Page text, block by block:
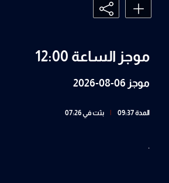
موجز الساعة 12:00
موجز 06-08-2026
المدة 09:37 بثت في 07:26
.